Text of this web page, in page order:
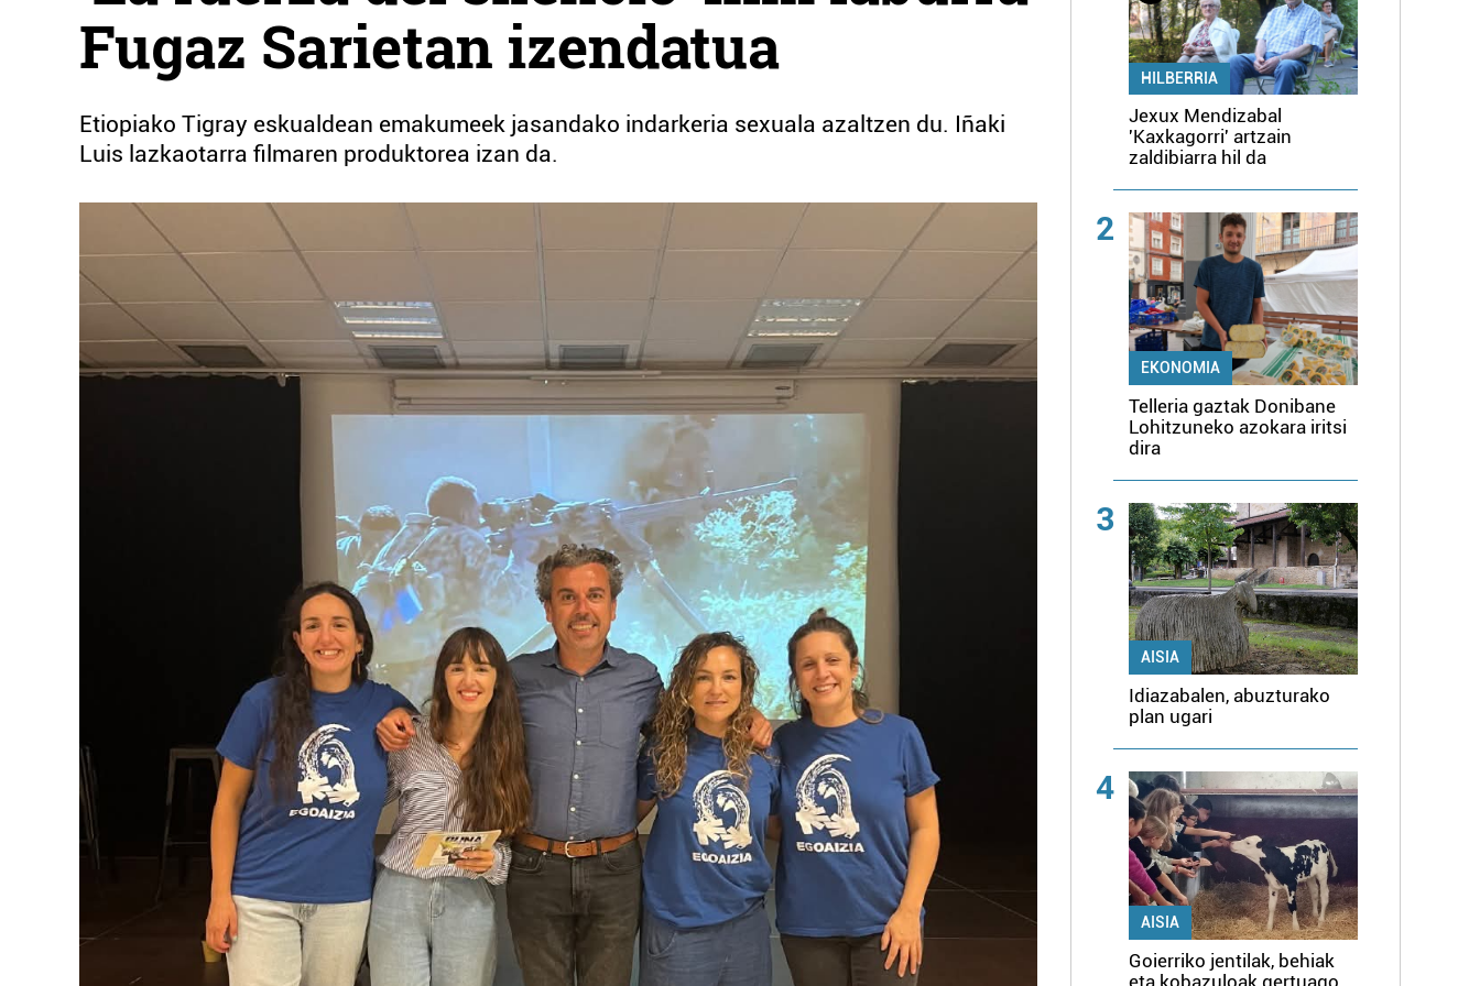
Fugaz Sarietan izendatua
Etiopiako Tigray eskualdean emakumeek jasandako indarkeria sexuala azaltzen du. Iñaki
Luis lazkaotarra filmaren produktorea izan da.
HILBERRIA
Jexux Mendizabal
'Kaxkagorri' artzain
zaldibiarra hil da
2
EKONOMIA
Telleria gaztak Donibane
Lohitzuneko azokara iritsi
dira
3
AISIA
Idiazabalen, abuzturako
plan ugari
4
AISIA
Goierriko jentilak, behiak